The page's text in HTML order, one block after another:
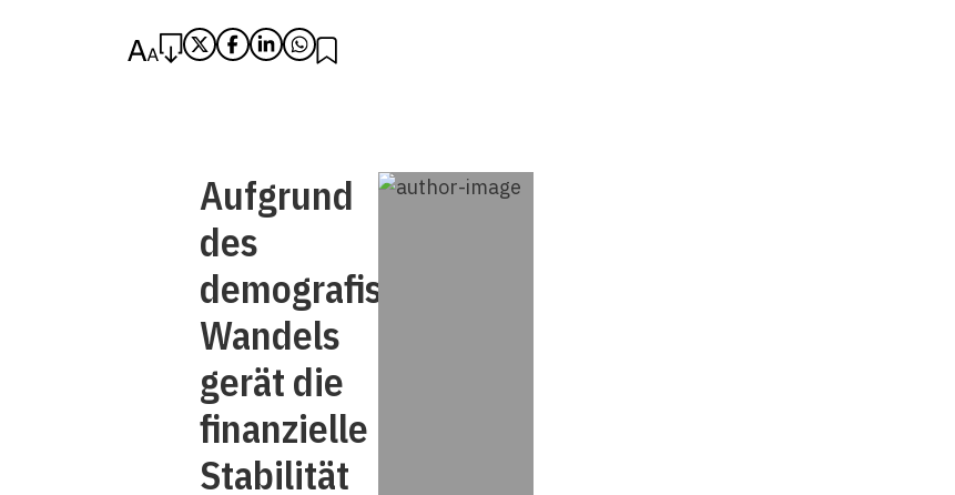
Aufgrund
des
demografischen
Wandels
gerät die
finanzielle
Stabilität